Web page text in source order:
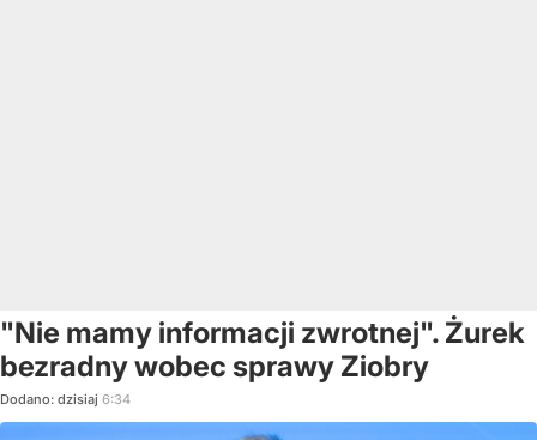
"Nie mamy informacji zwrotnej". Żurek
bezradny wobec sprawy Ziobry
Dodano: dzisiaj 6:34